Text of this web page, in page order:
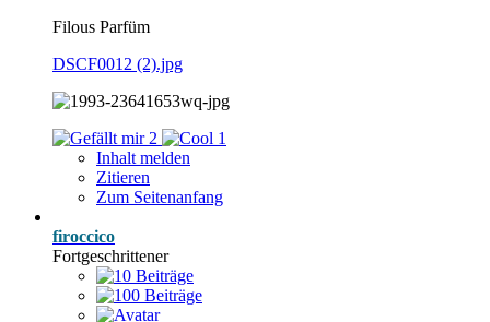
Filous Parfüm
DSCF0012 (2).jpg
2
1
Inhalt melden
Zitieren
Zum Seitenanfang
firoccico
Fortgeschrittener